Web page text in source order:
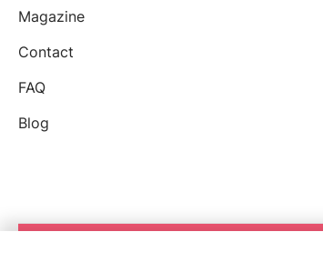
Magazine
Contact
FAQ
Blog